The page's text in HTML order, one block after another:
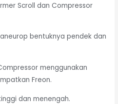
Scroll dan Compressor
bentuknya pendek dan
menggunakan
Freon.
dan menengah.